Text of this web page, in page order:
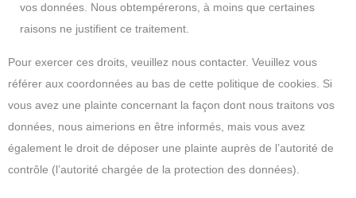
vos données. Nous obtempérerons, à moins que certaines
raisons ne justifient ce traitement.
Pour exercer ces droits, veuillez nous contacter. Veuillez vous
référer aux coordonnées au bas de cette politique de cookies. Si
vous avez une plainte concernant la façon dont nous traitons vos
données, nous aimerions en être informés, mais vous avez
également le droit de déposer une plainte auprès de l’autorité de
contrôle (l’autorité chargée de la protection des données).